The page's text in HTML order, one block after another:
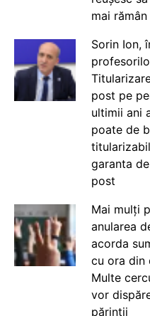
mai
Sorin Ion,
post pe
ultimii ani
poate de
garanta
post
Mai mulți
anularea
acorda
cu ora din
Multe
vor
părinții